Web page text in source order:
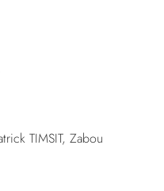
TIMSIT, Zabou